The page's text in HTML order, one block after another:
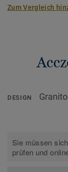
Zum Vergleich
DESIGN
Sie müssen
prüfen und